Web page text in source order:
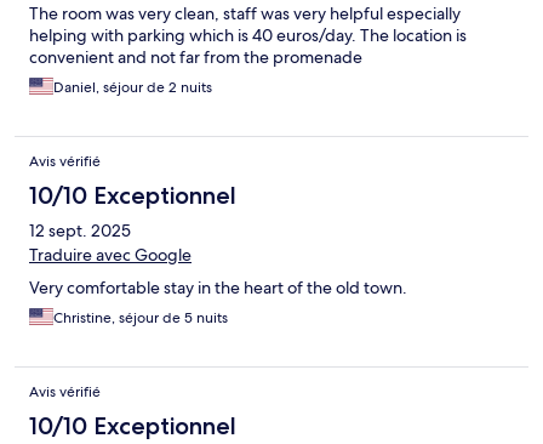
The room was very clean, staff was very helpful especially
helping with parking which is 40 euros/day. The location is
convenient and not far from the promenade
Daniel, séjour de 2 nuits
Avis vérifié
10/10 Exceptionnel
12 sept. 2025
Traduire avec Google
Very comfortable stay in the heart of the old town.
Christine, séjour de 5 nuits
Avis vérifié
10/10 Exceptionnel